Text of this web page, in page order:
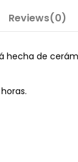
Reviews(0)
hecha de